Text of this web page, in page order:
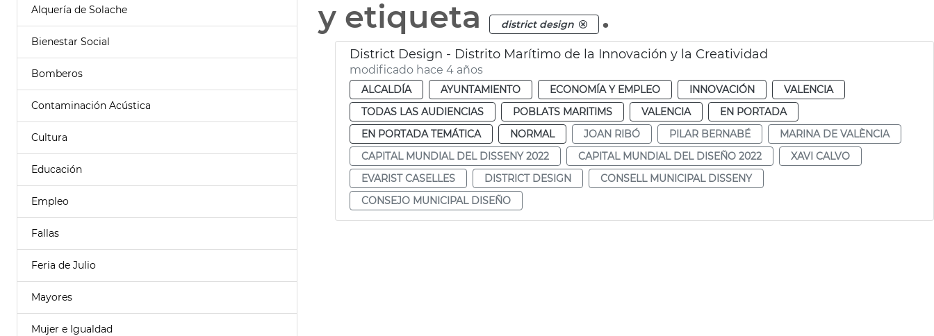
Alquería de Solache
Bienestar Social
Bomberos
Contaminación Acústica
Cultura
Educación
Empleo
Fallas
Feria de Julio
Mayores
Mujer e Igualdad
y etiqueta district design .
District Design - Distrito Marítimo de la Innovación y la Creatividad
modificado hace 4 años
ALCALDÍA AYUNTAMIENTO ECONOMÍA Y EMPLEO INNOVACIÓN
VALENCIA
TODAS LAS AUDIENCIAS
POBLATS MARITIMS VALENCIA
EN PORTADA
EN PORTADA TEMÁTICA
NORMAL JOAN RIBÓ PILAR BERNABÉ
MARINA DE VALÈNCIA
CAPITAL MUNDIAL DEL DISSENY 2022
CAPITAL MUNDIAL DEL DISEÑO 2022
XAVI CALVO
EVARIST CASELLES
DISTRICT DESIGN
CONSELL MUNICIPAL DISSENY
CONSEJO MUNICIPAL DISEÑO